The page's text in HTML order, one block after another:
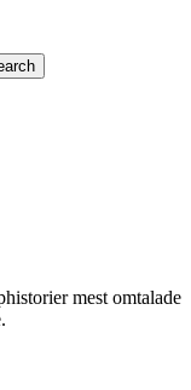
mest omtalade